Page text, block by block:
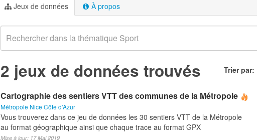
Jeux de données À propos
Trier par
2 jeux de données trouvés
Cartographie des sentiers VTT des communes de la Métropole
Métropole Nice Côte d'Azur
Vous trouverez dans ce jeu de données les 30 sentiers VTT de la Métropole
au format géographique ainsi que chaque trace au format GPX
Mise à jour: 17 Mai 2019